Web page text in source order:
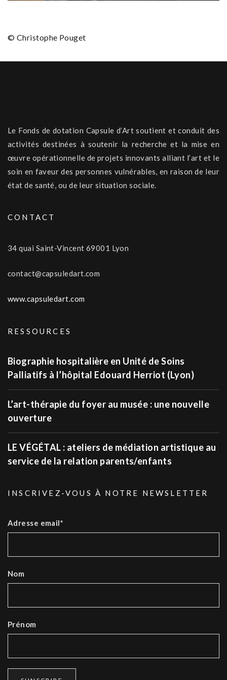
© Christophe Pouget
Le Fonds de dotation Capsule d’Art soutient et conduit des
activités destinées à soutenir la recherche et la mise en
œuvre opérationnelle de projets innovants alliant l’art et le
soin en faveur des personnes vulnérables, en raison de leur
état de santé, ou de leur situation sociale.
CONTACT
34 quai Saint-Vincent 69001 Lyon
contact@capsuledart.com
www.capsuledart.com
RESSOURCES
Biographie hospitalière en Unité de Soins
Palliatifs à l’hôpital Edouard Herriot (Lyon)
L’art-thérapie du foyer au musée : une nouvelle
ouverture
LE VÉGÉTAL : ateliers de médiation artistique au
service de la relation parents/enfants
INSCRIVEZ-VOUS À NOTRE NEWSLETTER
Adresse email*
Nom
Prénom